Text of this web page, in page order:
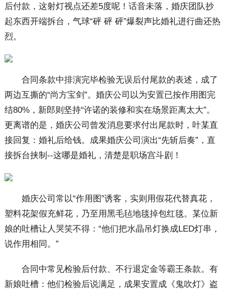
后付款，这射灯视点还差5度呢！话音未落，婚庆团队抄
起东西开端拆台，气球“砰 砰 砰”爆裂声比婚礼进行曲还热
烈。
合同条款中排演完毕检验无误后付尾款的表述，成了
两边互撕的“尚方宝剑”。婚庆公司以为安置已按作用图完
结80%，新郎则坚持“许诺的装修和实在场景距离太大”。
更离谱的是，婚庆公司曾发消息要求付出尾款时，叶某直
接回复：婚礼后给钱。成果婚庆公司演出“先斩后奏”，直
接拆台挟制--这哪是婚礼，清楚是职场宫斗剧！
婚庆公司常以“作用图”诱客，实则用假花代替真花，
塑料花架假充鲜花，乃至用黑毛毡地毯掉包红毯。某位新
娘的吐槽让人哭笑不得：“他们把水晶吊灯换成LED灯串，
说作用相同。”
合同中常见检验后付款、不行退定金等霸王条款。有
新娘吐槽：他们检验后说满足，成果安置成《鬼吹灯》盗